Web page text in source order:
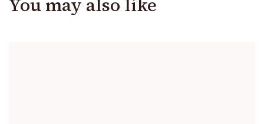
You may also like